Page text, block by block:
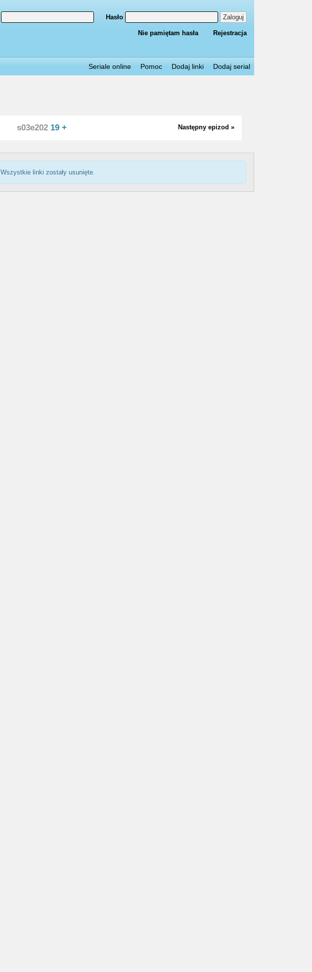
Hasło Zaloguj
Nie pamiętam hasła Rejestracja
Seriale online Pomoc Dodaj linki Dodaj serial
Następny epizod »
s03e20219 +
Wszystkie linki zostały usunięte.